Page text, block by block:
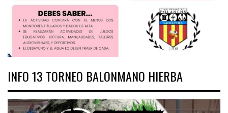
INFO 13 TORNEO BALONMANO HIERBA